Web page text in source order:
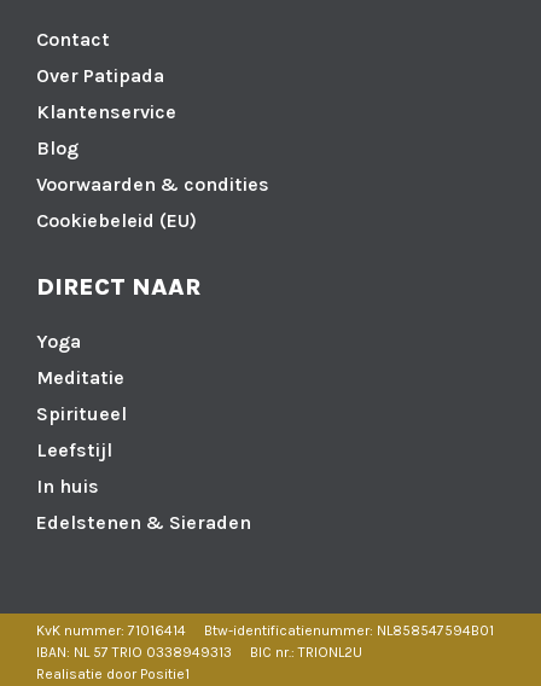
Contact
Over Patipada
Klantenservice
Blog
Voorwaarden & condities
Cookiebeleid (EU)
DIRECT NAAR
Yoga
Meditatie
Spiritueel
Leefstijl
In huis
Edelstenen & Sieraden
KvK nummer: 71016414
Btw-identificatienummer: NL858547594B01
IBAN: NL 57 TRIO 0338949313
BIC nr.: TRIONL2U
Realisatie door Positie1